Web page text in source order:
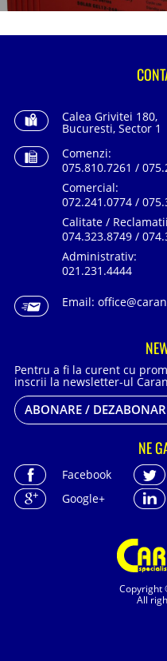
Copyright
All
Calea Grivitei 180,
Bucuresti, Sector 1
Comenzi:
075.810.7261 /
Comercial:
072.241.0774 /
Calitate /
074.323.8749 /
Administrativ:
021.231.4444
Email:
Pentru a fi la curent cu
inscrii la newsletter-ul
ABONARE /
NE
Facebook
Google+